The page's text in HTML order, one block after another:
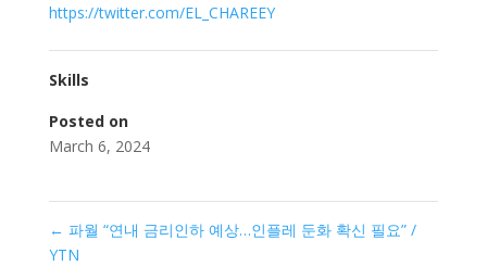
https://twitter.com/EL_CHAREEY
Skills
Posted on
March 6, 2024
← 파월 “연내 금리인하 예상…인플레 둔화 확신 필요” /
YTN